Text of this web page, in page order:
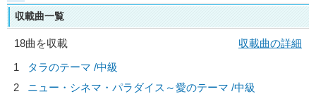
収載曲一覧
18曲を収載
収載曲の詳細
1
タラのテーマ /中級
2
ニュー・シネマ・パラダイス～愛のテーマ /中級